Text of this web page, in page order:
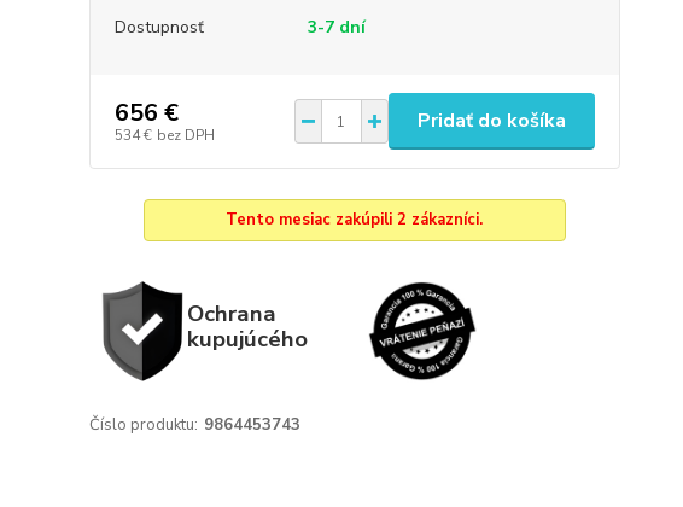
Dostupnosť 3-7 dní
656 €
534 € bez DPH
Pridať do košíka
Tento mesiac zakúpili 2 zákazníci.
Ochrana
kupujúcého
Číslo produktu: 9864453743